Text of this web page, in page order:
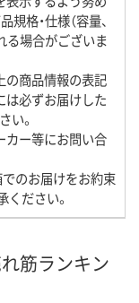
格・仕様（容量、
る場合がございま
の商品情報の表記
は必ずお届けした
い。
カー等にお問い合
でのお届けをお約束
ださい。
筋ランキン